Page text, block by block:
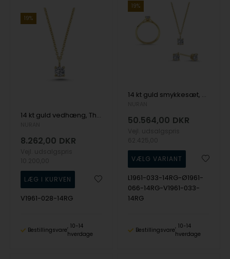
19%
14 kt guld vedhæng, The One serien fra Nuran med ialt 0,28 ct Diamant
8.262,00 DKR
V1961-028-14RG
Bestillingsvare
10-14
hverdage
19%
14 kt guld smykkesæt, The One serien fra Nuran med ialt 1,32 ct Diamant
50.564,00 DKR
L1961-033-14RG-Ø1961-
066-14RG-V1961-033-
14RG
Bestillingsvare
10-14
hverdage